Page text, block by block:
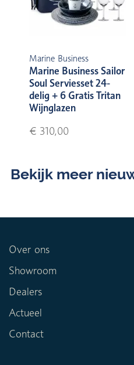
Marine Business
Marine Business Sailor
Soul Serviesset 24-
delig + 6 Gratis Tritan
Wijnglazen
€ 310,00
Bekijk meer
Over ons
Showroom
Dealers
Actueel
Contact